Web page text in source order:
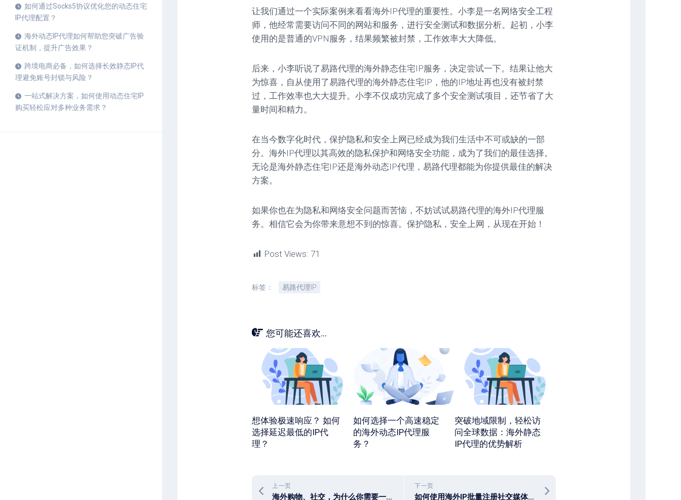
如何通过Socks5协议优化您的动态住宅
IP代理配置？
海外动态IP代理如何帮助您突破广告验
证机制，提升广告效果？
跨境电商必备，如何选择长效静态IP代
理避免账号封锁与风险？
一站式解决方案，如何使用动态住宅IP
购买轻松应对多种业务需求？
让我们通过一个实际案例来看看海外IP代理的重要性。小李是一名网络安全工程
师，他经常需要访问不同的网站和服务，进行安全测试和数据分析。起初，小李
使用的是普通的VPN服务，结果频繁被封禁，工作效率大大降低。
后来，小李听说了易路代理的海外静态住宅IP服务，决定尝试一下。结果让他大
为惊喜，自从使用了易路代理的海外静态住宅IP，他的IP地址再也没有被封禁
过，工作效率也大大提升。小李不仅成功完成了多个安全测试项目，还节省了大
量时间和精力。
在当今数字化时代，保护隐私和安全上网已经成为我们生活中不可或缺的一部
分。海外IP代理以其高效的隐私保护和网络安全功能，成为了我们的最佳选择。
无论是海外静态住宅IP还是海外动态IP代理，易路代理都能为你提供最佳的解决
方案。
如果你也在为隐私和网络安全问题而苦恼，不妨试试易路代理的海外IP代理服
务。相信它会为你带来意想不到的惊喜。保护隐私，安全上网，从现在开始！
Post Views: 71
标签： 易路代理IP
您可能还喜欢...
想体验极速响应？ 如何
选择延迟最低的IP代
理？
如何选择一个高速稳定
的海外动态IP代理服
务？
突破地域限制，轻松访
问全球数据：海外静态
IP代理的优势解析
下一页
如何使用海外IP批量注册社交媒体账号？
上一页
海外购物、社交，为什么你需要一个稳定的海外静态住宅IP？